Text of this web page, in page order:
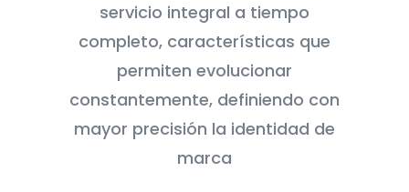
servicio integral a tiempo
completo, características que
permiten evolucionar
constantemente, definiendo con
mayor precisión la identidad de
marca